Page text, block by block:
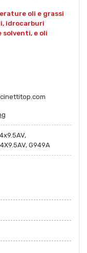
oli e grassi
idrocarburi
e oli
G949A